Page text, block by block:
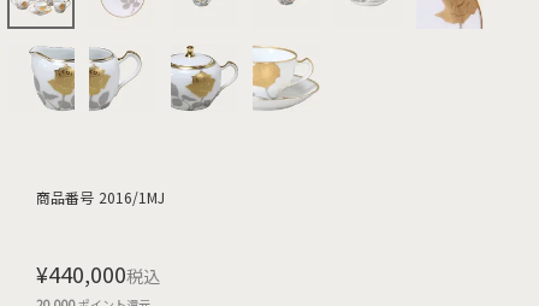
商品番号 2016/1MJ
¥440,000税込